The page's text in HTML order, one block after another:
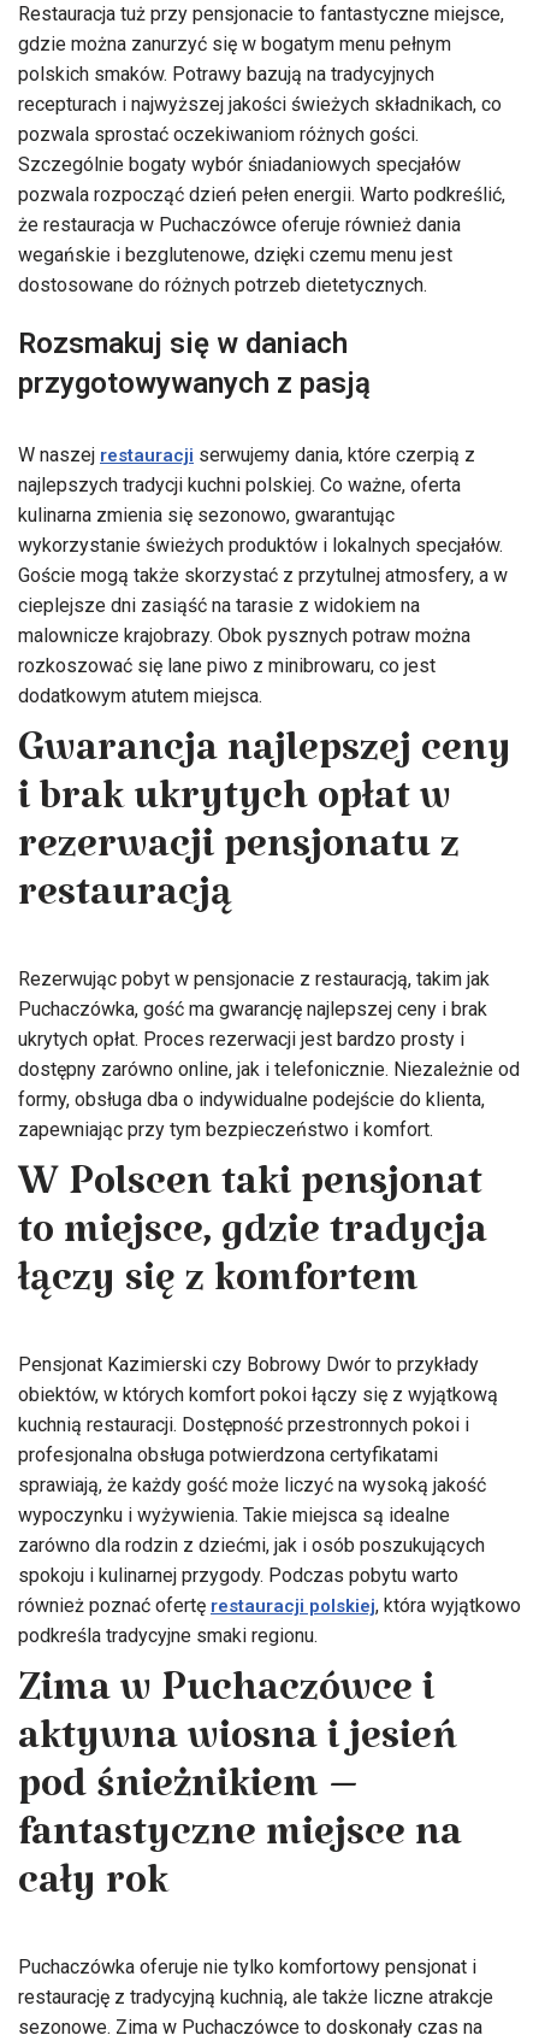
Restauracja tuż przy pensjonacie to fantastyczne miejsce,
gdzie można zanurzyć się w bogatym menu pełnym
polskich smaków. Potrawy bazują na tradycyjnych
recepturach i najwyższej jakości świeżych składnikach, co
pozwala sprostać oczekiwaniom różnych gości.
Szczególnie bogaty wybór śniadaniowych specjałów
pozwala rozpocząć dzień pełen energii. Warto podkreślić,
że restauracja w Puchaczówce oferuje również dania
wegańskie i bezglutenowe, dzięki czemu menu jest
dostosowane do różnych potrzeb dietetycznych.
Rozsmakuj się w daniach
przygotowywanych z pasją
W naszej restauracji serwujemy dania, które czerpią z
najlepszych tradycji kuchni polskiej. Co ważne, oferta
kulinarna zmienia się sezonowo, gwarantując
wykorzystanie świeżych produktów i lokalnych specjałów.
Goście mogą także skorzystać z przytulnej atmosfery, a w
cieplejsze dni zasiąść na tarasie z widokiem na
malownicze krajobrazy. Obok pysznych potraw można
rozkoszować się lane piwo z minibrowaru, co jest
dodatkowym atutem miejsca.
Gwarancja najlepszej ceny
i brak ukrytych opłat w
rezerwacji pensjonatu z
restauracją
Rezerwując pobyt w pensjonacie z restauracją, takim jak
Puchaczówka, gość ma gwarancję najlepszej ceny i brak
ukrytych opłat. Proces rezerwacji jest bardzo prosty i
dostępny zarówno online, jak i telefonicznie. Niezależnie od
formy, obsługa dba o indywidualne podejście do klienta,
zapewniając przy tym bezpieczeństwo i komfort.
W Polscen taki pensjonat
to miejsce, gdzie tradycja
łączy się z komfortem
Pensjonat Kazimierski czy Bobrowy Dwór to przykłady
obiektów, w których komfort pokoi łączy się z wyjątkową
kuchnią restauracji. Dostępność przestronnych pokoi i
profesjonalna obsługa potwierdzona certyfikatami
sprawiają, że każdy gość może liczyć na wysoką jakość
wypoczynku i wyżywienia. Takie miejsca są idealne
zarówno dla rodzin z dziećmi, jak i osób poszukujących
spokoju i kulinarnej przygody. Podczas pobytu warto
również poznać ofertę restauracji polskiej, która wyjątkowo
podkreśla tradycyjne smaki regionu.
Zima w Puchaczówce i
aktywna wiosna i jesień
pod śnieżnikiem –
fantastyczne miejsce na
cały rok
Puchaczówka oferuje nie tylko komfortowy pensjonat i
restaurację z tradycyjną kuchnią, ale także liczne atrakcje
sezonowe. Zima w Puchaczówce to doskonały czas na